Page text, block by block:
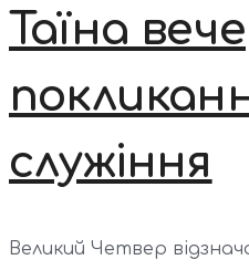
Таїна
служіння
Великий Четвер